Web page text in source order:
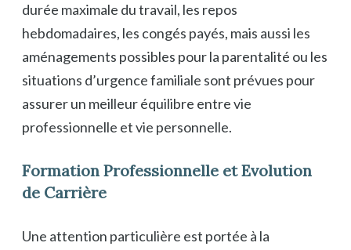
durée maximale du travail, les repos
hebdomadaires, les congés payés, mais aussi les
aménagements possibles pour la parentalité ou les
situations d’urgence familiale sont prévues pour
assurer un meilleur équilibre entre vie
professionnelle et vie personnelle.
Formation Professionnelle et Evolution
de Carrière
Une attention particulière est portée à la